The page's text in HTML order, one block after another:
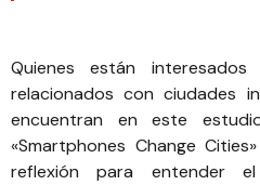
Quienes están
relacionados con ciudades
encuentran en este
«Smartphones Change Cities
reflexión para entender